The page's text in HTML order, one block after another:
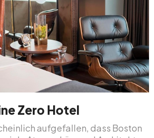
Zero Hotel
aufgefallen, dass Boston